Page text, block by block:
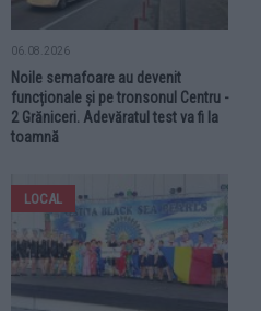
06.08.2026
Noile semafoare au devenit
funcționale și pe tronsonul Centru -
2 Grăniceri. Adevăratul test va fi la
toamnă
LOCAL